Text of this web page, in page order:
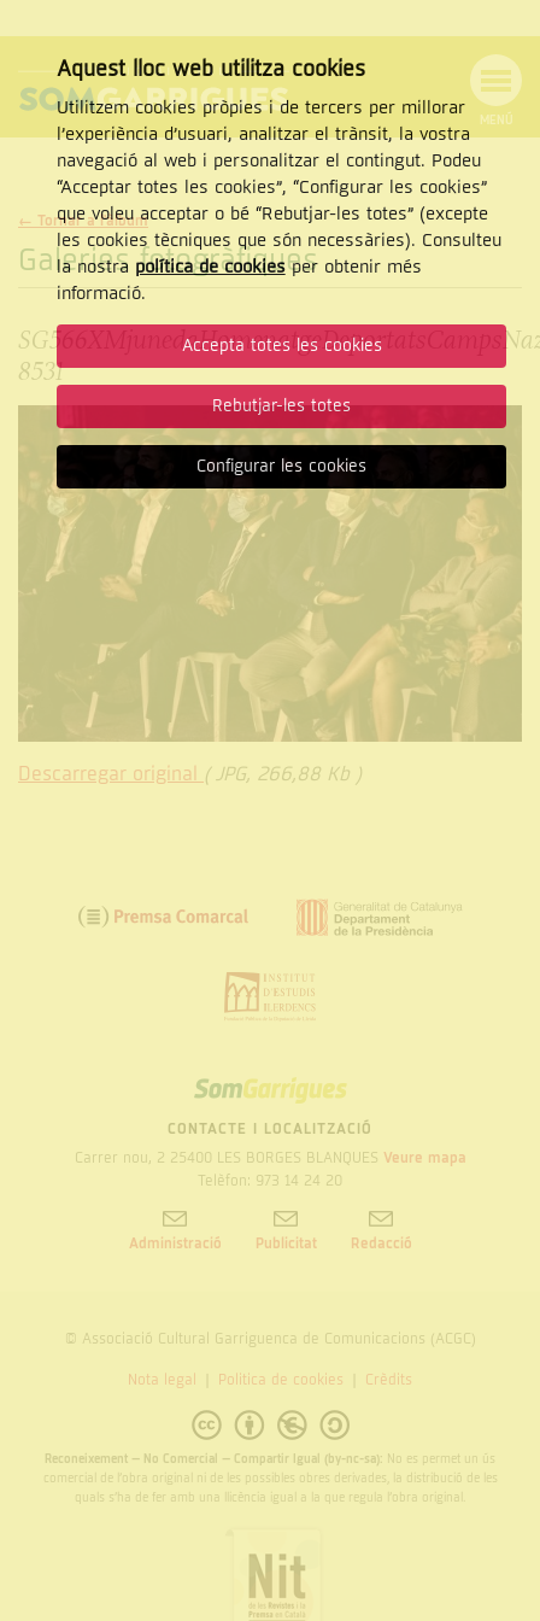
NAVEGACIÓ
MENÚ
Cercar
CERCAR
← Tornar a l'àlbum
Galeries fotogràfiques
8531
Descarregar original ( JPG, 266,88 Kb )
SOM
GARRIGUES
CONTACTE I LOCALITZACIÓ
Carrer nou, 2 25400 LES BORGES BLANQUES Veure mapa
Telèfon: 973 14 24 20
Administració Publicitat Redacció
© Associació Cultural Garriguenca de Comunicacions (ACGC)
Nota legal Politica de cookies Crèdits
Reconeixement – No Comercial – Compartir Igual (by-nc-sa): No es permet un ús
comercial de l’obra original ni de les possibles obres derivades, la distribució de les
quals s’ha de fer amb una llicència igual a la que regula l’obra original.
Aquest lloc web utilitza cookies
Utilitzem cookies pròpies i de tercers per millorar
l’experiència d’usuari, analitzar el trànsit, la vostra
navegació al web i personalitzar el contingut. Podeu
“Acceptar totes les cookies”, “Configurar les cookies”
que voleu acceptar o bé “Rebutjar-les totes” (excepte
les cookies tècniques que són necessàries). Consulteu
la nostra política de cookiesper obtenir més
informació.
Accepta totes les cookies
Rebutjar-les totes
Configurar les cookies